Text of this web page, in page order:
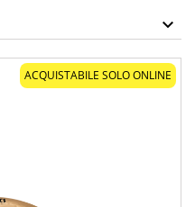
ACQUISTABILE SOLO ONLINE